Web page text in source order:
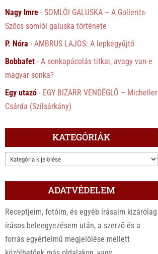
Nagy Imre -SOMLÓI GALUSKA – A Gollerits-
Szőcs somlói galuska története
P. Nóra -AMBRUS LAJOS: A lepkegyűjtő
Bobbafet -A sonkapácolás titkai, avagy van-e
magyar sonka?
Egy utazó - EGY BIZARR VENDÉGLŐ – Micheller
Csárda (Szilsárkány)
KATEGÓRIÁK
KATEGÓRIÁK
ADATVÉDELEM
Receptjeim, fotóim, és egyéb írásaim kizárólag
írásos beleegyezésem után, a szerző és a
forrás egyértelmű megjelölése mellett